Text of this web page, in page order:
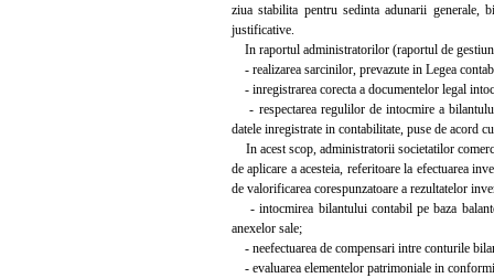
ziua stabilita pentru sedinta adunarii
justificative.
In raportul administratorilor (raportul de
- realizarea sarcinilor, prevazute in Legea
- inregistrarea corecta a documentelor legal
- respectarea regulilor de intocmire a
datele inregistrate in contabilitate, puse de acord
In acest scop, administratorii societatilor
de aplicare a acesteia, referitoare la efectuarea
de valorificarea corespunzatoare a rezultatelor
- intocmirea bilantului contabil pe baza
anexelor sale;
- neefectuarea de compensari intre conturile
- evaluarea elementelor patrimoniale in